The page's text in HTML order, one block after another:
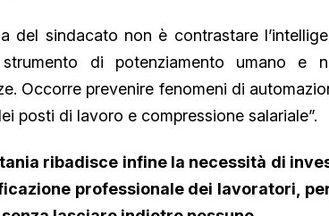
del sindacato non è contrastare
di potenziamento umano e
Occorre prevenire fenomeni di
posti di lavoro e compressione salariale”.
ribadisce infine la necessità di
professionale dei lavoratori,